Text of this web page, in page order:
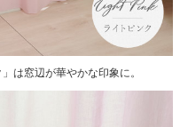
は窓辺が華やかな印象に。